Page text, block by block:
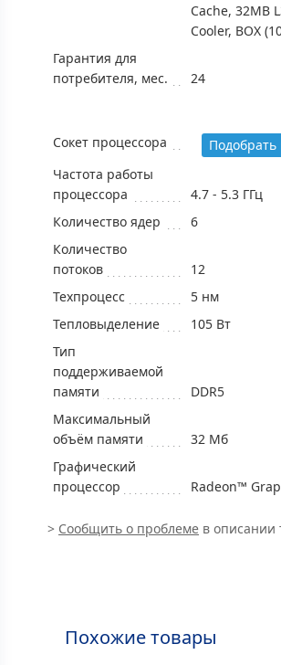
Cache, 32MB
Cooler, BOX
Гарантия для
потребителя, мес.
24
Сокет процессора
Подобрать
Частота работы
процессора
4.7 - 5.3 ГГц
Количество ядер
6
Количество
потоков
12
Техпроцесс
5 нм
Тепловыделение
105 Вт
Тип
поддерживаемой
памяти
DDR5
Максимальный
объём памяти
32 Mб
Графический
процессор
Radeon™
> Сообщить о проблеме в описании
Похожие товары